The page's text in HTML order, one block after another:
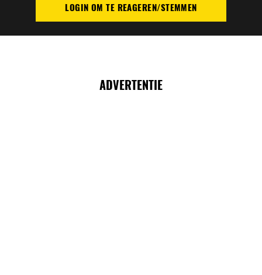
PLAATS REACTIELOGIN OM TE REAGEREN/STEMMEN
ADVERTENTIE